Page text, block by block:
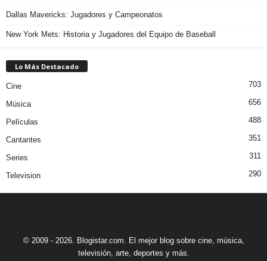
Dallas Mavericks: Jugadores y Campeonatos
New York Mets: Historia y Jugadores del Equipo de Baseball
Lo Más Destacado
Cine 703
Música 656
Películas 488
Cantantes 351
Series 311
Television 290
© 2009 - 2026. Blogistar.com. El mejor blog sobre cine, música,
televisión, arte, deportes y más.